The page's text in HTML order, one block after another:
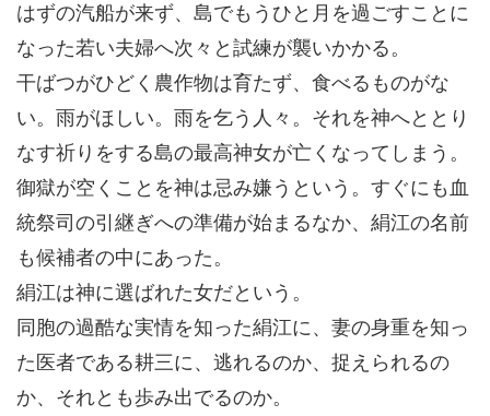
はずの汽船が来ず、島でもうひと月を過ごすことに
なった若い夫婦へ次々と試練が襲いかかる。
干ばつがひどく農作物は育たず、食べるものがな
い。雨がほしい。雨を乞う人々。それを神へととり
なす祈りをする島の最高神女が亡くなってしまう。
御獄が空くことを神は忌み嫌うという。すぐにも血
統祭司の引継ぎへの準備が始まるなか、絹江の名前
も候補者の中にあった。
絹江は神に選ばれた女だという。
同胞の過酷な実情を知った絹江に、妻の身重を知っ
た医者である耕三に、逃れるのか、捉えられるの
か、それとも歩み出でるのか。